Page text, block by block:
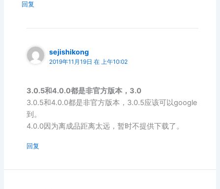
回复
sejishikong
2019年11月19日 在 上午10:02
3.0.5和4.0.0都是非官方版本，3.0
3.0.5和4.0.0都是非官方版本，3.0.5应该可以google
到。
4.0.0因为离成品距离太远，暂时不提供下载了。
回复